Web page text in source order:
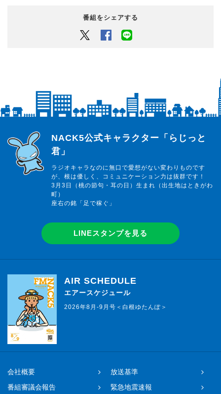
人生のやりたいことをリスト化した“バケットリスト”を2択で
栗林さみの絵描き歌！〜𝒲𝑜𝓇𝓁𝒹 𝐸𝒹𝒾𝓉𝒾𝑜𝓃〜
栗林さみのオリジナル “絵描き歌” をワールドをテーマにお届
け！
サミー直筆の絵描き歌の色紙をプレゼント！
◎番組Xのアカウントは・・・【@smilesummit795】
ハッシュタグ【#smile795】を付けてポストして下さい！
●今日もみんなで笑顔の頂点を目指しましょう！●
栗林さみがお送りする【Smile SUMMIT】！
つぶやく時は、ハッシュタグ【#smile795】を付けてつぶやいて下さ
●今日もみんなで笑顔の頂点を目指しましょう！●
番組をシェアする
Twitter Facebook
らじっと君
NACK5公式キャラクター「らじっと
君」
ラジオキャラなのに無口で愛想がない変わりものです
が、根は優しく、コミュニケーション力は抜群です！
3月3日（桃の節句・耳の日）生まれ（出生地はときがわ
町）
座右の銘「足で稼ぐ」
LINEスタンプを見る
AIR SCHEDULE
エアースケジュール
2026年8月-9月号＜白根ゆたんぽ＞
会社概要
放送基準
番組審議会報告
緊急地震速報